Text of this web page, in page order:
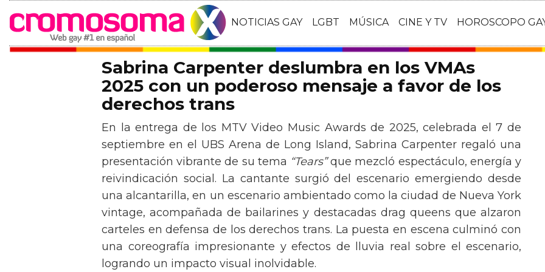
NOTICIAS GAY LGBT MÚSICA CINE Y TV HOROSCOPO
Sabrina Carpenter deslumbra en los VMAs
2025 con un poderoso mensaje a favor de los
derechos trans
En la entrega de los MTV Video Music Awards de 2025, celebrada el 7 de
septiembre en el UBS Arena de Long Island, Sabrina Carpenter regaló una
presentación vibrante de su tema “Tears”que mezcló espectáculo, energía y
reivindicación social. La cantante surgió del escenario emergiendo desde
una alcantarilla, en un escenario ambientado como la ciudad de Nueva York
vintage, acompañada de bailarines y destacadas drag queens que alzaron
carteles en defensa de los derechos trans. La puesta en escena culminó con
una coreografía impresionante y efectos de lluvia real sobre el escenario,
logrando un impacto visual inolvidable.